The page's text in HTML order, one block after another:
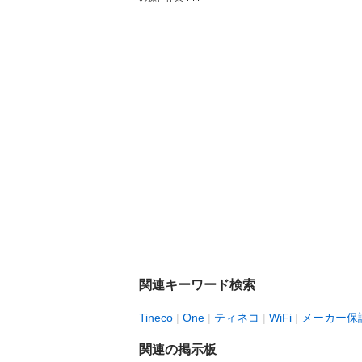
関連キーワード検索
Tineco One ティネコ WiFi メーカー保
関連の掲示板